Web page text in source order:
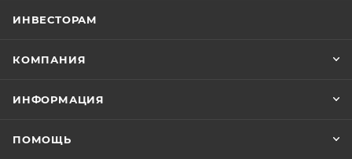
ИНВЕСТОРАМ
КОМПАНИЯ
ИНФОРМАЦИЯ
ПОМОЩЬ